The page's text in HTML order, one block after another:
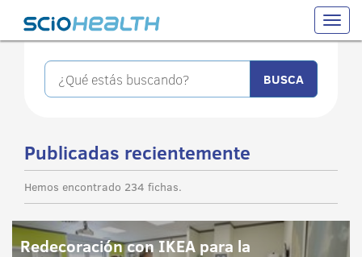
Toggle
Publicadas recientemente
Hemos encontrado 234 fichas.
Redecoración con IKEA para la